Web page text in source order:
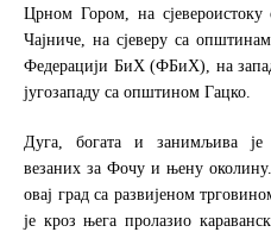
Црном Гором, на
Чајниче, на сјеверу са
Федерацији БиХ (ФБиХ), на
југозападу са општином Гацко.
Дуга, богата и занимљива је
везаних за Фочу и њену
овај град са развијеном
је кроз њега пролазио